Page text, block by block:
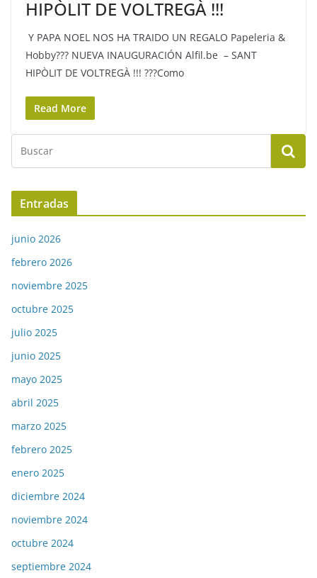
HIPÒLIT DE VOLTREGÀ !!!
Y PAPA NOEL NOS HA TRAIDO UN REGALO Papeleria &
Hobby??? NUEVA INAUGURACIÓN Alfil.be – SANT
HIPÒLIT DE VOLTREGÀ !!! ???Como
Read More
Entradas
junio 2026
febrero 2026
noviembre 2025
octubre 2025
julio 2025
junio 2025
mayo 2025
abril 2025
marzo 2025
febrero 2025
enero 2025
diciembre 2024
noviembre 2024
octubre 2024
septiembre 2024